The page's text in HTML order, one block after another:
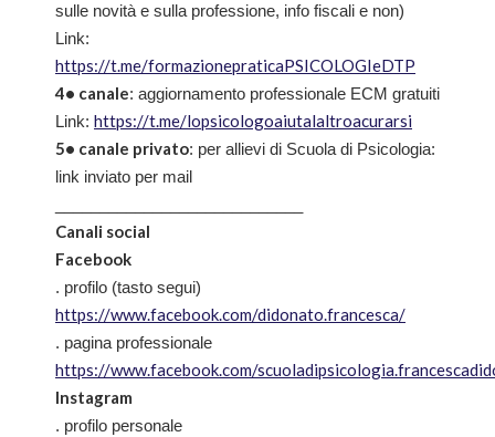
sulle novità e sulla professione, info fiscali e non)
Link:
https://t.me/formazionepraticaPSICOLOGIeDTP
4• canale: aggiornamento professionale ECM gratuiti
Link: https://t.me/lopsicologoaiutalaltroacurarsi
5• canale privato: per allievi di Scuola di Psicologia:
link inviato per mail
Canali social
Facebook
. profilo (tasto segui)
https://www.facebook.com/didonato.francesca/
. pagina professionale
https://www.facebook.com/
Instagram
. profilo personale